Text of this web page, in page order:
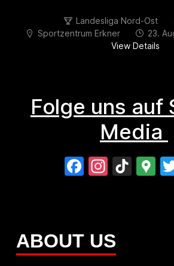
Landesliga Nord-Ost
Sportzentrum Erkner
23.
View Details
Folge uns auf
Media
Facebook
ABOUT US